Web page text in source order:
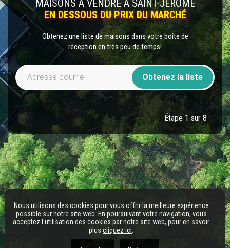
MAISONS À VENDRE À SAINT-JÉRÔME
EN DESSOUS DU PRIX DU MARCHÉ
Obtenez une liste de maisons dans votre boîte de
réception en très peu de temps!
Obtenez la liste
Étape 1 sur 8
Nous utilisons des cookies pour vous offrir la meilleure expérience
possible sur notre site web. En poursuivant votre navigation, vous
acceptez l'utilisation des cookies par notre site web, pour en savoir
plus cliquez ici